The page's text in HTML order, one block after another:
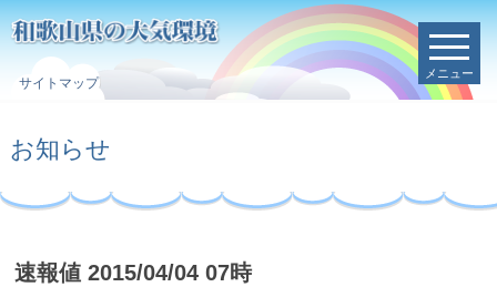
サイトマップ
メニュー
お知らせ
速報値 2015/04/04 07時